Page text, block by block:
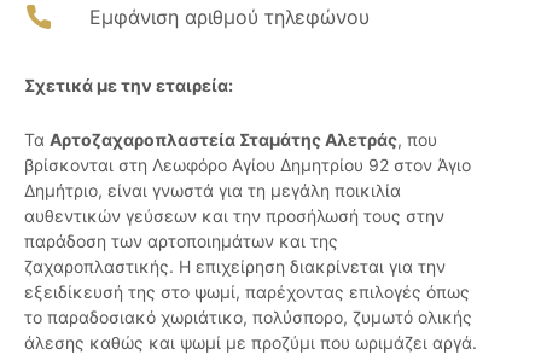
Εμφάνιση αριθμού τηλεφώνου
Σχετικά με την εταιρεία:
Τα Αρτοζαχαροπλαστεία Σταμάτης Αλετράς, που
βρίσκονται στη Λεωφόρο Αγίου Δημητρίου 92 στον Άγιο
Δημήτριο, είναι γνωστά για τη μεγάλη ποικιλία
αυθεντικών γεύσεων και την προσήλωσή τους στην
παράδοση των αρτοποιημάτων και της
ζαχαροπλαστικής. Η επιχείρηση διακρίνεται για την
εξειδίκευσή της στο ψωμί, παρέχοντας επιλογές όπως
το παραδοσιακό χωριάτικο, πολύσπορο, ζυμωτό ολικής
άλεσης καθώς και ψωμί με προζύμι που ωριμάζει αργά.